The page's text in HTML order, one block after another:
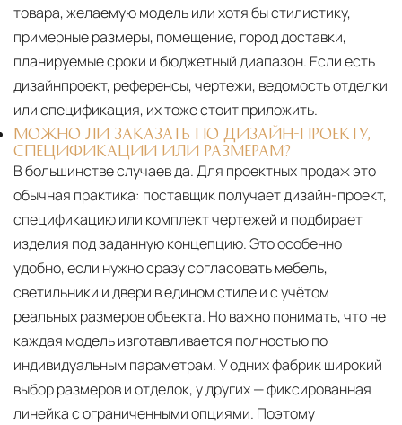
товара, желаемую модель или хотя бы стилистику,
примерные размеры, помещение, город доставки,
планируемые сроки и бюджетный диапазон. Если есть
дизайнпроект, референсы, чертежи, ведомость отделки
или спецификация, их тоже стоит приложить.
МОЖНО ЛИ ЗАКАЗАТЬ ПО ДИЗАЙН-ПРОЕКТУ,
СПЕЦИФИКАЦИИ ИЛИ РАЗМЕРАМ?
В большинстве случаев да. Для проектных продаж это
обычная практика: поставщик получает дизайн-проект,
спецификацию или комплект чертежей и подбирает
изделия под заданную концепцию. Это особенно
удобно, если нужно сразу согласовать мебель,
светильники и двери в едином стиле и с учётом
реальных размеров объекта. Но важно понимать, что не
каждая модель изготавливается полностью по
индивидуальным параметрам. У одних фабрик широкий
выбор размеров и отделок, у других — фиксированная
линейка с ограниченными опциями. Поэтому